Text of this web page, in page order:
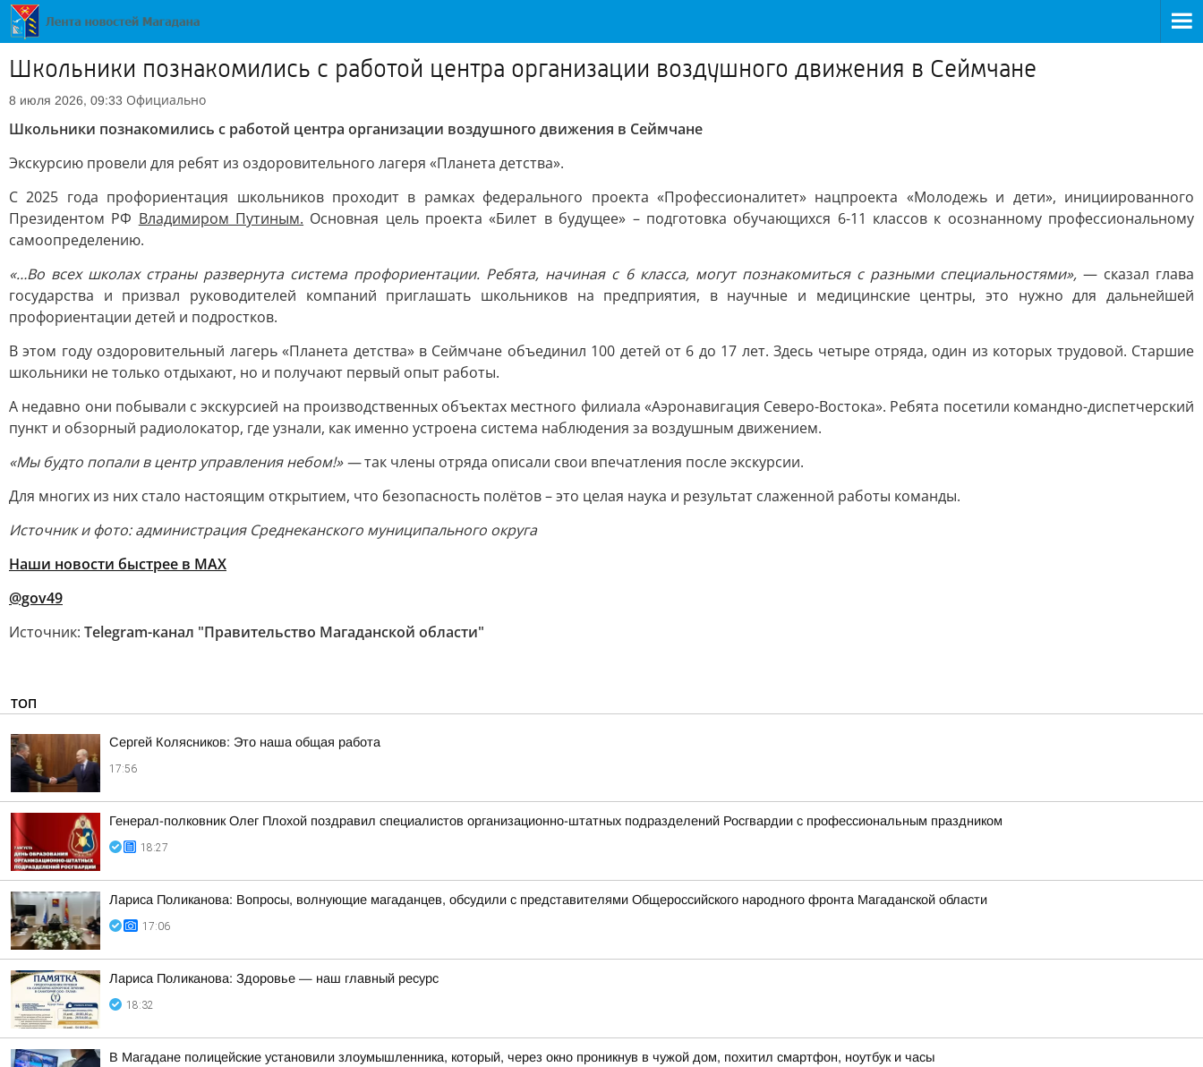
Школьники познакомились с работой центра организации воздушного движения в Сеймчане
8 июля 2026, 09:33 Официально
Школьники познакомились с работой центра организации воздушного движения в Сеймчане
Экскурсию провели для ребят из оздоровительного лагеря «Планета детства».
С 2025 года профориентация школьников проходит в рамках федерального проекта «Профессионалитет» нацпроекта «Молодежь и дети», инициированного
Президентом РФ Владимиром Путиным. Основная цель проекта «Билет в будущее» – подготовка обучающихся 6-11 классов к осознанному профессиональному
самоопределению.
«…Во всех школах страны развернута система профориентации. Ребята, начиная с 6 класса, могут познакомиться с разными специальностями», — сказал глава
государства и призвал руководителей компаний приглашать школьников на предприятия, в научные и медицинские центры, это нужно для дальнейшей
профориентации детей и подростков.
В этом году оздоровительный лагерь «Планета детства» в Сеймчане объединил 100 детей от 6 до 17 лет. Здесь четыре отряда, один из которых трудовой. Старшие
школьники не только отдыхают, но и получают первый опыт работы.
А недавно они побывали с экскурсией на производственных объектах местного филиала «Аэронавигация Северо-Востока». Ребята посетили командно-диспетчерский
пункт и обзорный радиолокатор, где узнали, как именно устроена система наблюдения за воздушным движением.
«Мы будто попали в центр управления небом!» —так члены отряда описали свои впечатления после экскурсии.
Для многих из них стало настоящим открытием, что безопасность полётов – это целая наука и результат слаженной работы команды.
Источник и фото: администрация Среднеканского муниципального округа
Наши новости быстрее в MAX
@gov49
Источник: Telegram-канал "Правительство Магаданской области"
ТОП
Сергей Колясников: Это наша общая работа
17:56
Генерал-полковник Олег Плохой поздравил специалистов организационно-штатных подразделений Росгвардии с профессиональным праздником
18:27
Лариса Поликанова: Вопросы, волнующие магаданцев, обсудили с представителями Общероссийского народного фронта Магаданской области
17:06
Лариса Поликанова: Здоровье — наш главный ресурс
18:32
В Магадане полицейские установили злоумышленника, который, через окно проникнув в чужой дом, похитил смартфон, ноутбук и часы